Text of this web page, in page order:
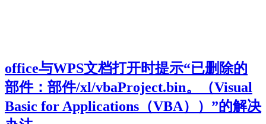
office与WPS文档打开时提示“已删除的
部件：部件/xl/vbaProject.bin。（Visual
Basic for Applications（VBA））”的解决